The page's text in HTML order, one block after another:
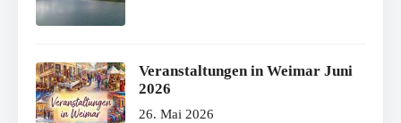
Veranstaltungen in Weimar Juni
2026
26. Mai 2026